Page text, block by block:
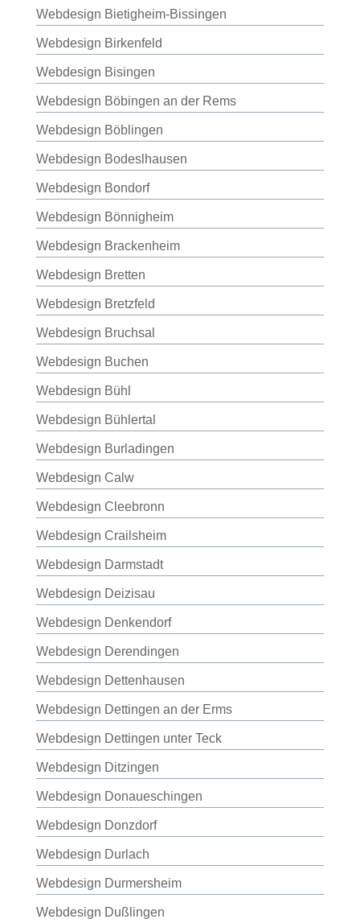
Webdesign Bietigheim-Bissingen
Webdesign Birkenfeld
Webdesign Bisingen
Webdesign Böbingen an der Rems
Webdesign Böblingen
Webdesign Bodeslhausen
Webdesign Bondorf
Webdesign Bönnigheim
Webdesign Brackenheim
Webdesign Bretten
Webdesign Bretzfeld
Webdesign Bruchsal
Webdesign Buchen
Webdesign Bühl
Webdesign Bühlertal
Webdesign Burladingen
Webdesign Calw
Webdesign Cleebronn
Webdesign Crailsheim
Webdesign Darmstadt
Webdesign Deizisau
Webdesign Denkendorf
Webdesign Derendingen
Webdesign Dettenhausen
Webdesign Dettingen an der Erms
Webdesign Dettingen unter Teck
Webdesign Ditzingen
Webdesign Donaueschingen
Webdesign Donzdorf
Webdesign Durlach
Webdesign Durmersheim
Webdesign Dußlingen